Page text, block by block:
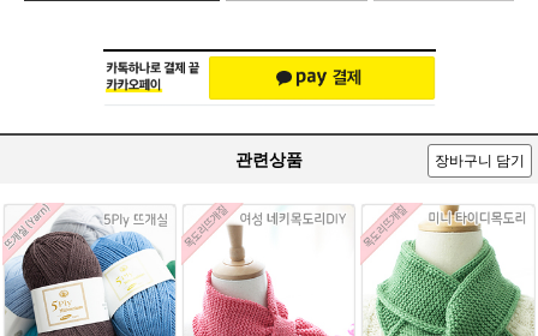
관련상품 장바구니 담기